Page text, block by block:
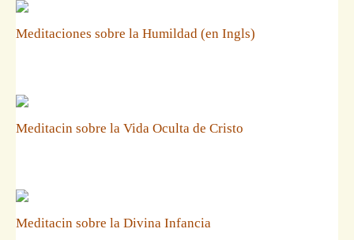
Meditaciones sobre la Humildad (en Ingls)
Meditacin sobre la Vida Oculta de Cristo
Meditacin sobre la Divina Infancia